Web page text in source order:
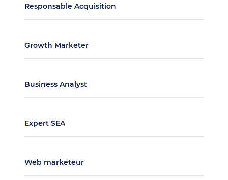
Responsable Acquisition
Growth Marketer
Business Analyst
Expert SEA
Web marketeur